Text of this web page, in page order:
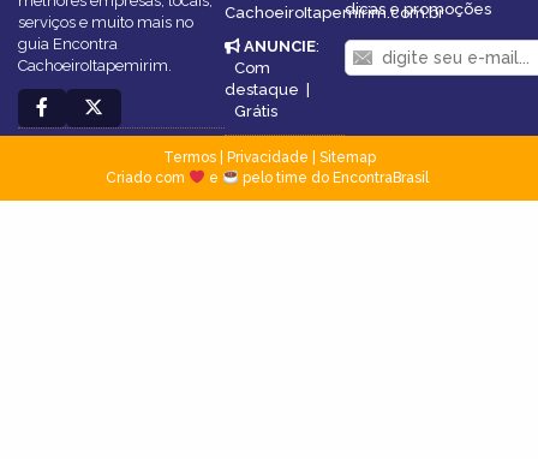
serviços e muito mais no
guia Encontra
CachoeiroItapemirim.
CachoeiroItapemirim.com.br
ANUNCIE:
Com
destaque |
Grátis
dicas e promoções
Termos| Privacidade
Sitemap
Criado com
e pelo time do EncontraBrasil